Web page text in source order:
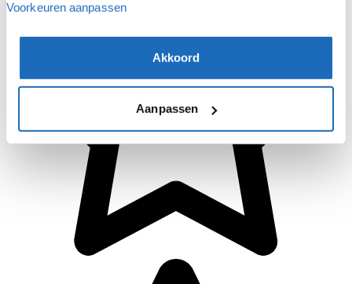
Voorkeuren aanpassen
Akkoord
Aanpassen